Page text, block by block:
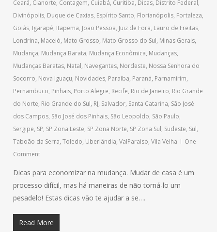
Ceará, Cianorte, Contagem, Cuiabá, Curitiba, Dicas, Distrito Federal,
Divinópolis, Duque de Caxias, Espírito Santo, Florianópolis, Fortaleza,
Goiás, Igarapé, Itapema, João Pessoa, Juiz de Fora, Lauro de Freitas,
Londrina, Maceió, Mato Grosso, Mato Grosso do Sul, Minas Gerais,
Mudança, Mudança Barata, Mudança Econômica, Mudanças,
Mudanças Baratas, Natal, Navegantes, Nordeste, Nossa Senhora do
Socorro, Nova Iguaçu, Novidades, Paraíba, Paraná, Parnamirim,
Pernambuco, Pinhais, Porto Alegre, Recife, Rio de Janeiro, Rio Grande
do Norte, Rio Grande do Sul, RJ, Salvador, Santa Catarina, São José
dos Campos, São José dos Pinhais, São Leopoldo, São Paulo,
Sergipe, SP, SP Zona Leste, SP Zona Norte, SP Zona Sul, Sudeste, Sul,
Taboão da Serra, Toledo, Uberlândia, ValParaíso, Vila Velha
One
Comment
Dicas para economizar na mudança. Mudar de casa é um
processo difícil, mas há maneiras de não torná-lo um
pesadelo! Estas dicas vão te ajudar a se….
Read More